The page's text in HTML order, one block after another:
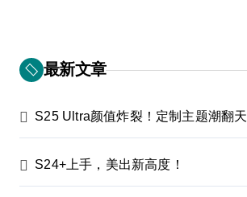
最新文章
S25 Ultra颜值炸裂！定制主题潮翻天
S24+上手，美出新高度！